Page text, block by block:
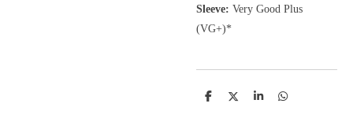
Sleeve: Very Good Plus
(VG+)*
D
D
S
D